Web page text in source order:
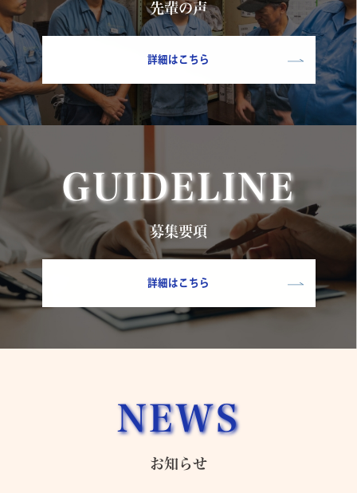
先輩の声
詳細はこちら
GUIDELINE
募集要項
詳細はこちら
NEWS
お知らせ